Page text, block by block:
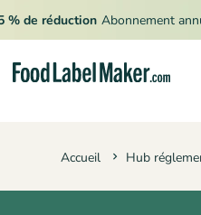
réduction Abonnement annuel
Accueil Hub
Secteurs